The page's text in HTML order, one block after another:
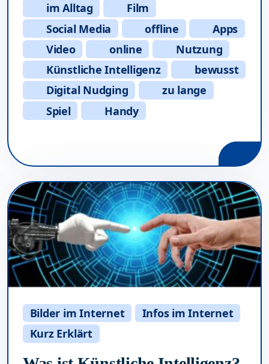
im Alltag
Film
Social Media
offline
Apps
Video
online
Nutzung
Künstliche Intelligenz
bewusst
Digital Nudging
zu lange
Spiel
Handy
Bilder im Internet
Infos im Internet
Kurz Erklärt